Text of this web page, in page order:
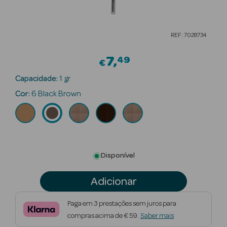
Maquilhagem
Beauty Season
Maquilhagem
Luxo
Beauty Season
Beauty Season
REF: 7028734
€7 49
Capacidade: 1 gr
Cor: 6 Black Brown
Disponível
Adicionar
Paga em 3 prestações sem juros para
compras acima de € 59. Saber mais